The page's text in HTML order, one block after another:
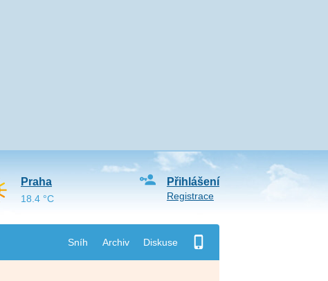
Sníh Archiv Diskuse
Přihlášení
Registrace
Praha
18.4 °C